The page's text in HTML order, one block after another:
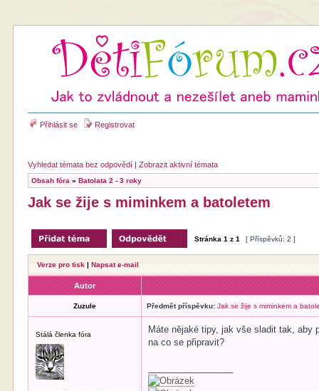
Přihlásit se Registrovat
Vyhledat témata bez odpovědí |Zobrazit aktivní témata
Obsah fóra »Batolata 2 - 3 roky
Jak se žije s miminkem a batoletem
Stránka1 z1 [ Příspěvků: 2 ]
Verze pro tisk |Napsat e-mail
Autor
Zuzule Předmět příspěvku: Jak se žije s miminkem a
Stálá členka fóra
Máte nějaké tipy, jak vše sladit tak,
na co se připravit?